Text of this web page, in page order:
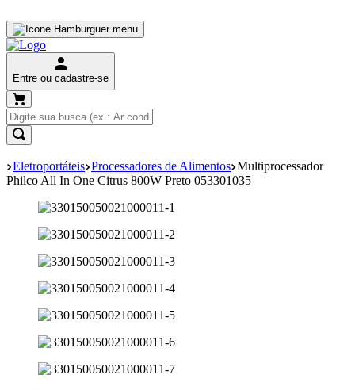
Entre ou cadastre-se
Eletroportáteis Processadores de Alimentos Multiprocessador
Philco All In One Citrus 800W Preto 053301035